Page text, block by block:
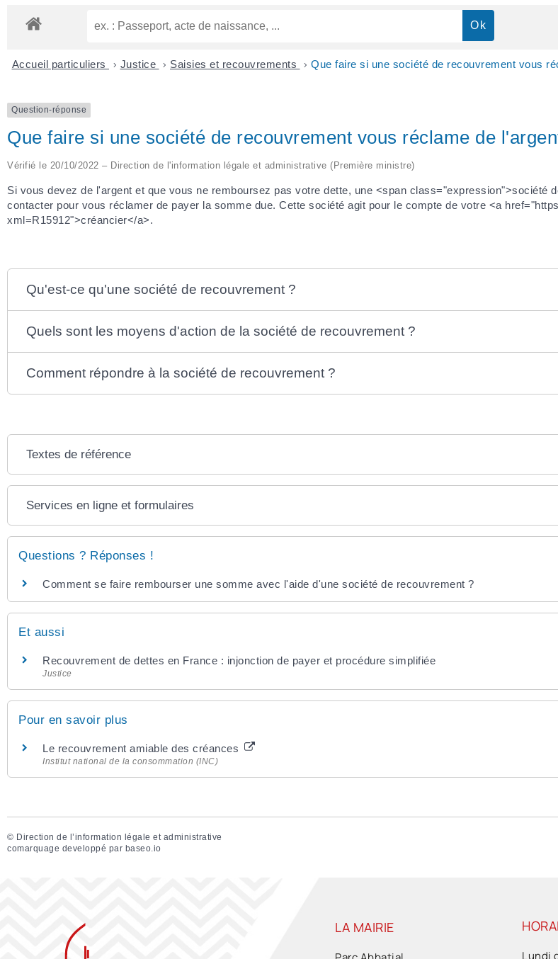
Accueil particuliers > Justice > Saisies et recouvrements > Que faire si une société de recouvrement vous
Question-réponse
Que faire si une société de recouvrement vous réclame de
Vérifié le 20/10/2022 – Direction de l'information légale et administrative (Première ministre)
Si vous devez de l'argent et que vous ne remboursez pas votre dette, une <span class="expression">société
contacter pour vous réclamer de payer la somme due. Cette société agit pour le compte de votre <a
xml=R15912">créancier</a>.
Qu'est-ce qu'une société de recouvrement ?
Quels sont les moyens d'action de la société de recouvrement ?
Comment répondre à la société de recouvrement ?
Textes de référence
Services en ligne et formulaires
Questions ? Réponses !
Comment se faire rembourser une somme avec l'aide d'une société de recouvrement ?
Et aussi
Recouvrement de dettes en France : injonction de payer et procédure simplifiée
Justice
Pour en savoir plus
Le recouvrement amiable des créances
Institut national de la consommation (INC)
© Direction de l’information légale et administrative
comarquage developpé par baseo.io
LA MAIRIE
Lundi